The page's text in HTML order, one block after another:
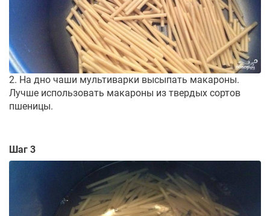
2. На дно чаши мультиварки высыпать макароны.
Лучше использовать макароны из твердых сортов
пшеницы.
Шаг 3